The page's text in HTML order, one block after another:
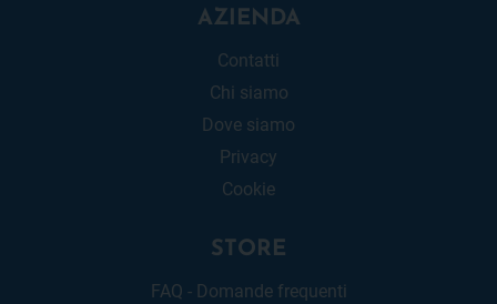
AZIENDA
Contatti
Chi siamo
Dove siamo
Privacy
Cookie
STORE
FAQ - Domande frequenti